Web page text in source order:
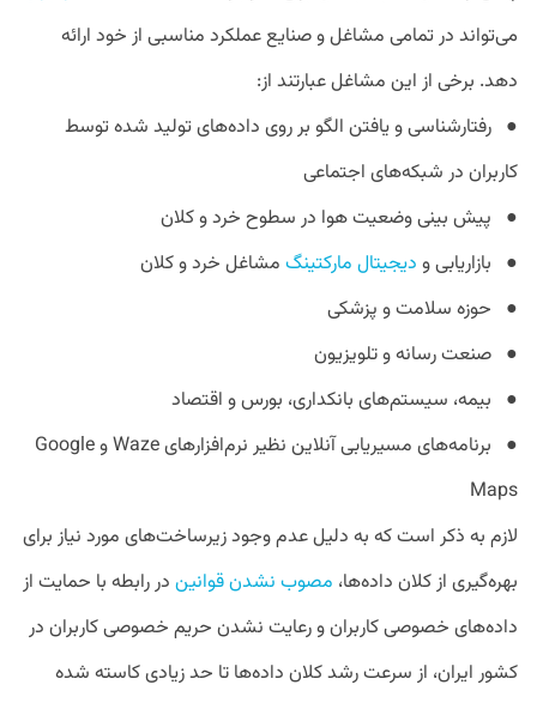
می‌تواند در تمامی مشاغل و صنایع عملکرد مناسبی از خود ارائه
دهد. برخی از این مشاغل عبارتند از:
● رفتارشناسی و یافتن الگو بر روی داده‌های تولید شده توسط
کاربران در شبکه‌های اجتماعی
● پیش بینی وضعیت هوا در سطوح خرد و کلان
● بازاریابی و دیجیتال مارکتینگ مشاغل خرد و کلان
● حوزه سلامت و پزشکی
● صنعت رسانه و تلویزیون
● بیمه، سیستم‌های بانکداری، بورس و اقتصاد
● برنامه‌های مسیریابی آنلاین نظیر نرم‌افزار‌های Waze و Google
Maps
لازم به ذکر است که به دلیل عدم وجود زیر‌ساخت‌های مورد نیاز برای
بهره‌گیری از کلان داده‌ها، مصوب نشدن قوانین در رابطه با حمایت از
داده‌های خصوصی کاربران و رعایت نشدن حریم خصوصی کاربران در
کشور ایران، از سرعت رشد کلان داده‌ها تا حد زیادی کاسته شده